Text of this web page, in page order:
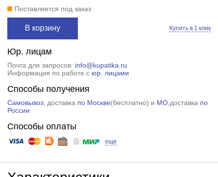
Поставляется под заказ
В корзину Купить в 1 клик
Юр. лицам
Почта для запросов: info@kupatika.ru
Информация по работе с юр. лицами
Способы получения
Самовывоз, доставка по Москве(бесплатно) и МО,доставка по
России
Способы оплаты
еще